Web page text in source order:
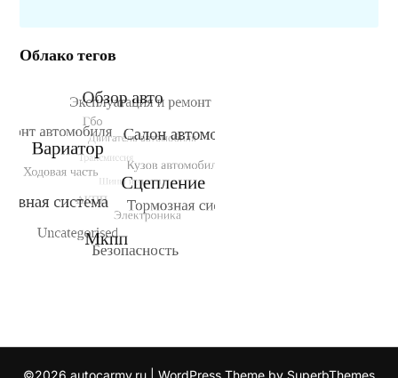
Облако тегов
©2026 autocarmy.ru | WordPress Theme by SuperbThemes